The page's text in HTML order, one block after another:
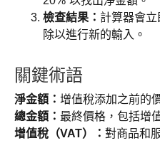
檢查結果： 計算器會
除以進行新的輸入。
關鍵術語
淨金額： 增值稅添加之前的
總金額： 最終價格，包括增
增值稅（VAT）： 對商品和